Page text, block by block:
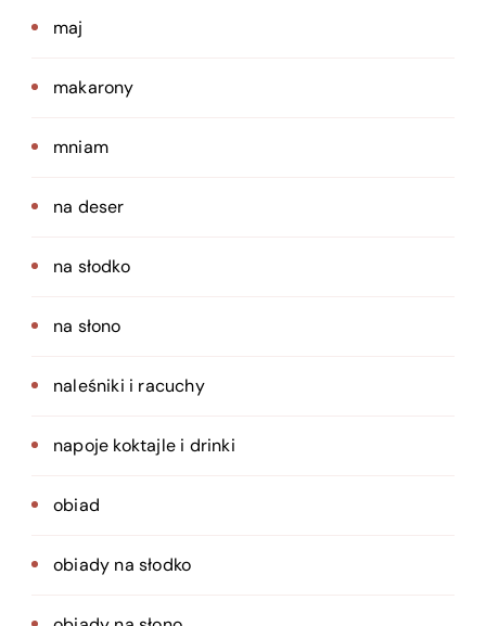
maj
makarony
mniam
na deser
na słodko
na słono
naleśniki i racuchy
napoje koktajle i drinki
obiad
obiady na słodko